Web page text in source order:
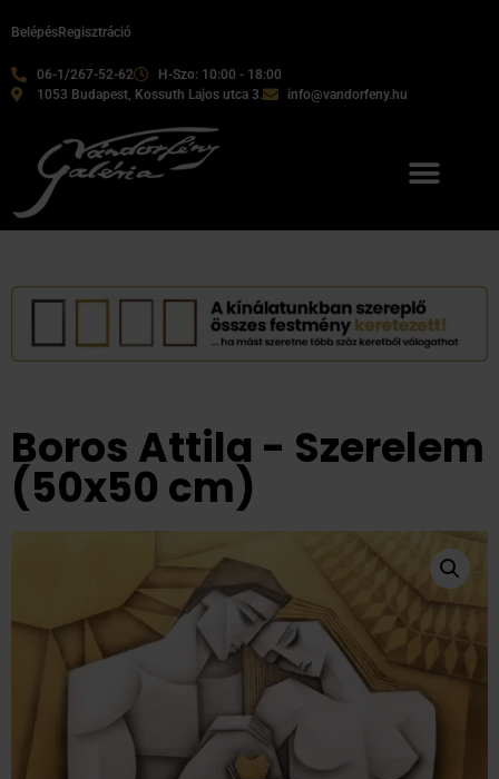
06-1/267-52-62
H-Szo: 10:00 - 18:00
1053 Budapest, Kossuth Lajos utca 3.
info@vandorfeny.hu
BelépésRegisztráció
Boros Attila - Szerelem
(50x50 cm)